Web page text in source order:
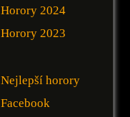
Horory 2024
Horory 2023
Nejlepší horory
Facebook